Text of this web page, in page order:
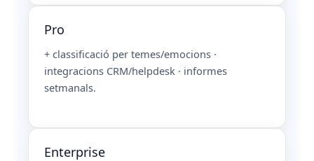
Pro
+ classificació per temes/emocions ·
integracions CRM/helpdesk · informes
setmanals.
Enterprise